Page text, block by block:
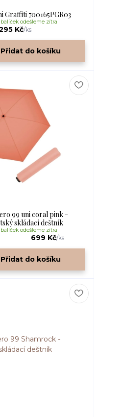
Graffiti 700165PGR03
Kč/ks
odešleme zítra
Přidat do košíku
99 uni coral pink -
skládací deštník
699 Kč/ks
odešleme zítra
Přidat do košíku